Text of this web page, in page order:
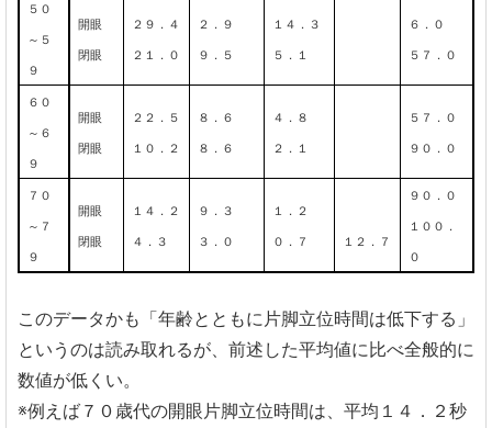
５０
～５
９
開眼
閉眼
２９．４
２１．０
２．９
９．５
１４．３
５．１
６．０
５７．０
６０
～６
９
開眼
閉眼
２２．５
１０．２
８．６
８．６
４．８
２．１
５７．０
９０．０
７０
～７
９
開眼
閉眼
１４．２
４．３
９．３
３．０
１．２
０．７ １２．７
９０．０
１００．
０
このデータかも「年齢とともに片脚立位時間は低下する」
というのは読み取れるが、前述した平均値に比べ全般的に
数値が低くい。
※例えば７０歳代の開眼片脚立位時間は、平均１４．２秒